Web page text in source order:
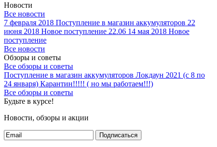
Новости
Все новости
7 февраля 2018 Поступление в магазин аккумуляторов 22
июня 2018 Новое поступление 22.06 14 мая 2018 Новое
поступление
Все новости
Обзоры и советы
Все обзоры и советы
Поступление в магазин аккумуляторов Локдаун 2021 (с 8 по
24 января) Карантин!!!!! ( но мы работаем!!!)
Все обзоры и советы
Будьте в курсе!
Новости, обзоры и акции
Подписаться